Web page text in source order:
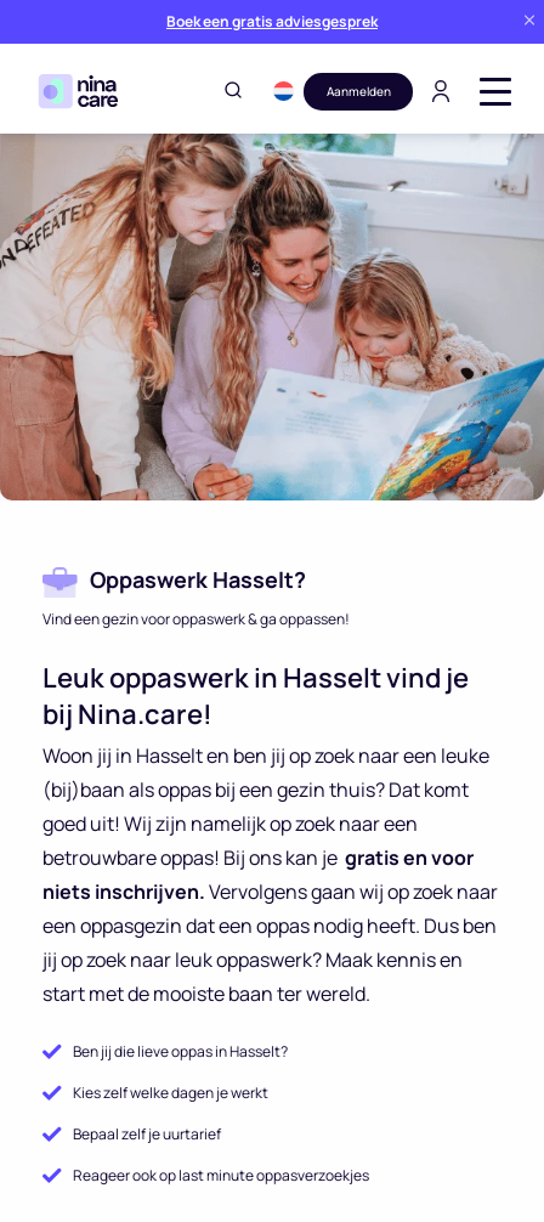
Boek een gratis adviesgesprek
Aanmelden
Oppaswerk Hasselt?
Vind een gezin voor oppaswerk & ga oppassen!
Leuk oppaswerk in Hasselt vind je
bij Nina.care!
Woon jij in Hasselt en ben jij op zoek naar een leuke
(bij)baan als oppas bij een gezin thuis? Dat komt
goed uit! Wij zijn namelijk op zoek naar een
betrouwbare oppas! Bij ons kan je gratis en voor
niets inschrijven.Vervolgens gaan wij op zoek naar
een oppasgezin dat een oppas nodig heeft. Dus ben
jij op zoek naar leuk oppaswerk? Maak kennis en
start met de mooiste baan ter wereld.
Ben jij die lieve oppas in Hasselt?
Kies zelf welke dagen je werkt
Bepaal zelf je uurtarief
Reageer ook op last minute oppasverzoekjes